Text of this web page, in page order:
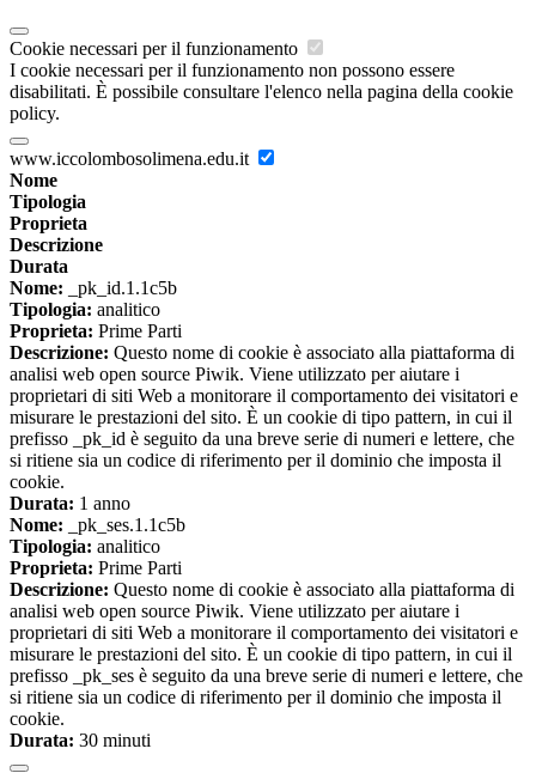
Cookie necessari per il funzionamento
I cookie necessari per il funzionamento non possono essere
disabilitati. È possibile consultare l'elenco nella pagina della cookie
policy.
www.iccolombosolimena.edu.it
Nome
Tipologia
Proprieta
Descrizione
Durata
Nome: _pk_id.1.1c5b
Tipologia: analitico
Proprieta: Prime Parti
Descrizione: Questo nome di cookie è associato alla piattaforma di
analisi web open source Piwik. Viene utilizzato per aiutare i
proprietari di siti Web a monitorare il comportamento dei visitatori e
misurare le prestazioni del sito. È un cookie di tipo pattern, in cui il
prefisso _pk_id è seguito da una breve serie di numeri e lettere, che
si ritiene sia un codice di riferimento per il dominio che imposta il
cookie.
Durata: 1 anno
Nome: _pk_ses.1.1c5b
Tipologia: analitico
Proprieta: Prime Parti
Descrizione: Questo nome di cookie è associato alla piattaforma di
analisi web open source Piwik. Viene utilizzato per aiutare i
proprietari di siti Web a monitorare il comportamento dei visitatori e
misurare le prestazioni del sito. È un cookie di tipo pattern, in cui il
prefisso _pk_ses è seguito da una breve serie di numeri e lettere, che
si ritiene sia un codice di riferimento per il dominio che imposta il
cookie.
Durata: 30 minuti